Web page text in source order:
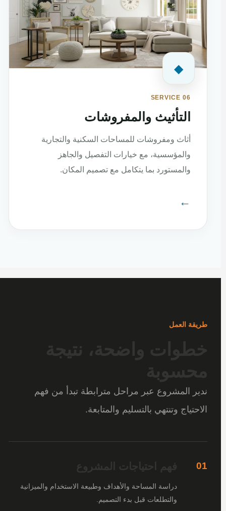
◆
SERVICE 06
التأثيث والمفروشات
أثاث ومفروشات للمساحات السكنية والتجارية
والمؤسسية، مع خيارات التفصيل والجاهز
والمستورد بما يتكامل مع تصميم المكان.
←
طريقة العمل
خطوات واضحة، نتيجة
محسوبة
ندير المشروع عبر مراحل مترابطة تبدأ من فهم
الاحتياج وتنتهي بالتسليم والمتابعة.
01 فهم احتياجات المشروع
دراسة المساحة والأهداف وطبيعة الاستخدام والميزانية
والتطلعات قبل بدء التصميم.